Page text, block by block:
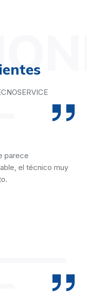
parece
el técnico muy